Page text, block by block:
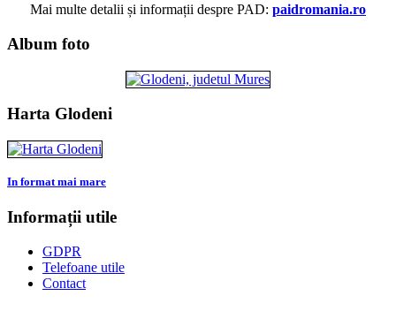
Mai multe detalii și informații despre PAD: paidromania.ro
Album foto
Harta Glodeni
In format mai mare
Informații utile
GDPR
Telefoane utile
Contact